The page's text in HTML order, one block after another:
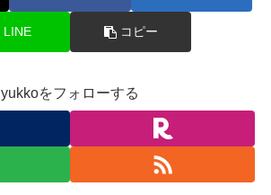
LINE コピー
yukkoをフォローする